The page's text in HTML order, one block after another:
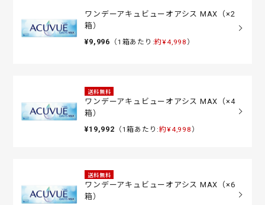
ワンデーアキュビューオアシス MAX（×2
箱）
¥9,996 （1箱あたり:約¥4,998 ）
送料無料
ワンデーアキュビューオアシス MAX（×4
箱）
¥19,992 （1箱あたり:約¥4,998 ）
送料無料
ワンデーアキュビューオアシス MAX（×6
箱）